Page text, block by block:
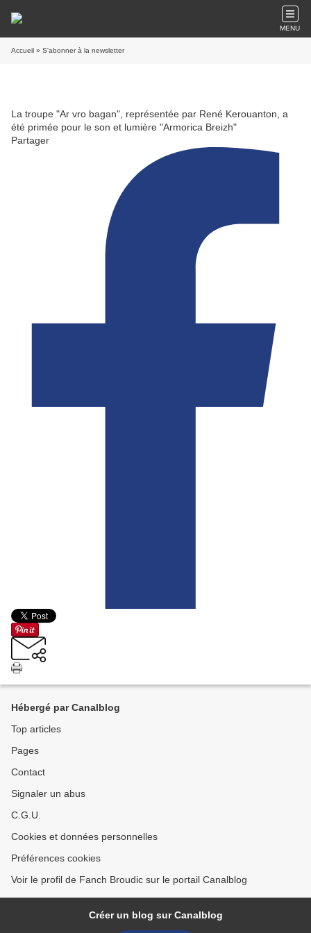
MENU
Accueil » S'abonner à la newsletter
La troupe "Ar vro bagan", représentée par René Kerouanton, a
été primée pour le son et lumière "Armorica Breizh"
Partager
Hébergé par Canalblog
Top articles
Pages
Contact
Signaler un abus
C.G.U.
Cookies et données personnelles
Préférences cookies
Voir le profil de Fanch Broudic sur le portail Canalblog
Créer un blog sur Canalblog